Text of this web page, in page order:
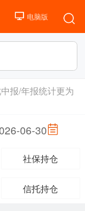
报/年报统计更为
06-30
社保持仓
信托持仓